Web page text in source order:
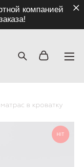
компанией
матрас в кроватку
HIT